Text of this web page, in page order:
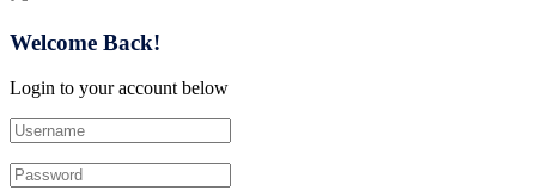
Welcome Back!
Login to your account below